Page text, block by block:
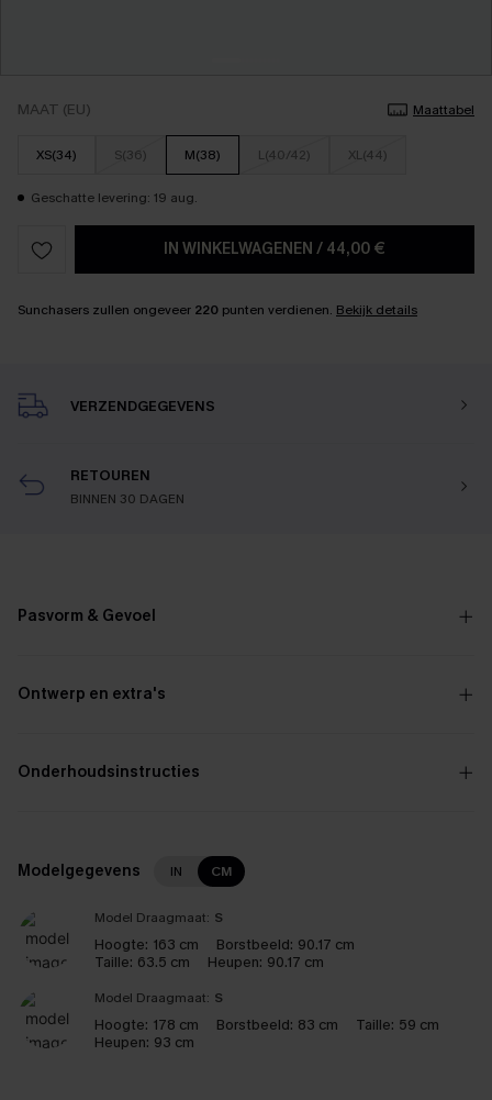
MAAT (EU) Maattabel
XS(34) S(36) M(38) L(40/42) XL(44)
Geschatte levering: 19 aug.
IN WINKELWAGENEN / 44,00 €
Sunchasers zullen ongeveer 220 punten verdienen. Bekijk details
VERZENDGEGEVENS
RETOUREN
BINNEN 30 DAGEN
Pasvorm & Gevoel
Ontwerp en extra's
Onderhoudsinstructies
Modelgegevens IN CM
Model Draagmaat: S
Hoogte: 163 cm Borstbeeld: 90.17 cm
Taille: 63.5 cm Heupen: 90.17 cm
Model Draagmaat: S
Hoogte: 178 cm Borstbeeld: 83 cm Taille: 59 cm
Heupen: 93 cm